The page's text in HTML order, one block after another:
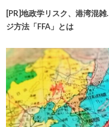
[PR]地政学リスク、港湾混
ジ方法「FFA」とは